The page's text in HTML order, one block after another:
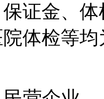
证金、
体检等